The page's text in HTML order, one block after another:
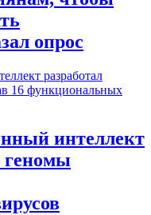
опрос
интеллект
геномы